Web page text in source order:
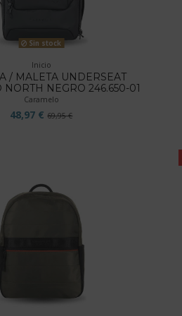
Sin stock
Inicio
/ MALETA UNDERSEAT
NORTH NEGRO 246.650-01
Caramelo
48,97 €69,95 €